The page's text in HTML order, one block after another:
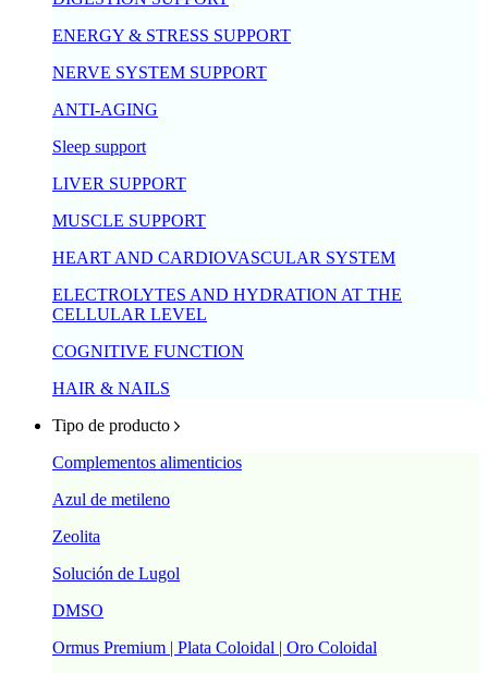
ENERGY & STRESS SUPPORT
NERVE SYSTEM SUPPORT
ANTI-AGING
Sleep support
LIVER SUPPORT
MUSCLE SUPPORT
HEART AND CARDIOVASCULAR SYSTEM
ELECTROLYTES AND HYDRATION AT THE
CELLULAR LEVEL
COGNITIVE FUNCTION
HAIR & NAILS
Tipo de producto
Complementos alimenticios
Azul de metileno
Zeolita
Solución de Lugol
DMSO
Ormus Premium | Plata Coloidal | Oro Coloidal